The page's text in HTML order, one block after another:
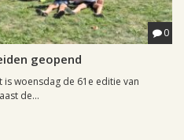
0
geopend
is woensdag de 61e editie van
de...